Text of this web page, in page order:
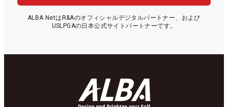
ALBA NetはR&Aのオフィシャルデジタルパートナー、および
USLPGAの日本公式サイトパートナーです。